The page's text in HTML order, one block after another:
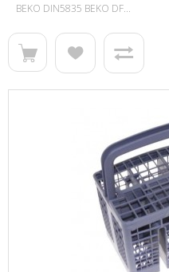
BEKO DIN5835 BEKO DF...